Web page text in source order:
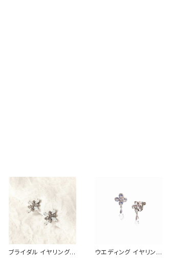
ブライダル イヤリング
ウエディング イヤリング